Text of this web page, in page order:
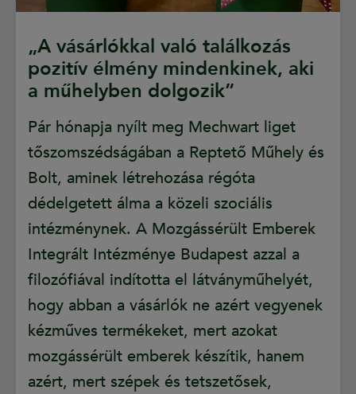
„A vásárlókkal való találkozás
pozitív élmény mindenkinek, aki
a műhelyben dolgozik”
Pár hónapja nyílt meg Mechwart liget
tőszomszédságában a Reptető Műhely és
Bolt, aminek létrehozása régóta
dédelgetett álma a közeli szociális
intézménynek. A Mozgássérült Emberek
Integrált Intézménye Budapest azzal a
filozófiával indította el látványműhelyét,
hogy abban a vásárlók ne azért vegyenek
kézműves termékeket, mert azokat
mozgássérült emberek készítik, hanem
azért, mert szépek és tetszetősek,